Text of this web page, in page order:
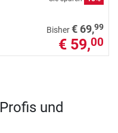
Bisher€ 69,99
€ 59,00
und